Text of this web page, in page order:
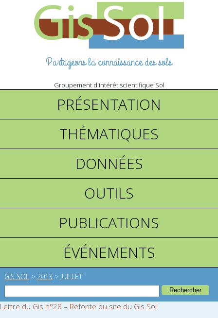
Partageons la connaissance des sols
Groupement d'intérêt scientifique Sol
PRÉSENTATION
THÉMATIQUES
DONNÉES
OUTILS
PUBLICATIONS
ÉVÉNEMENTS
GIS SOL > 2013 > JUILLET
Lettre du Gis n°28 – Refonte du site du Gis Sol